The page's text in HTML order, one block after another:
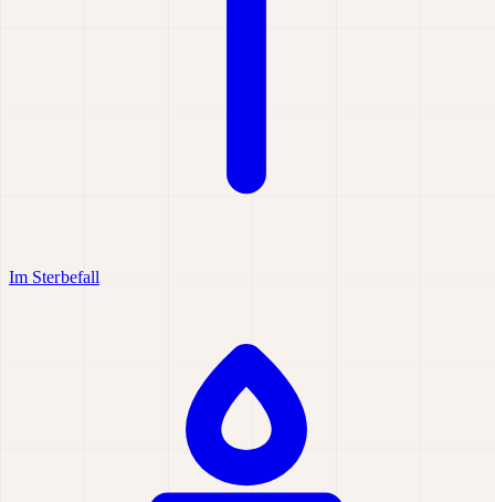
Im Sterbefall